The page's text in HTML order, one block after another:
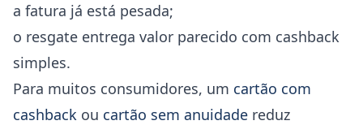
a fatura já está pesada;
o resgate entrega valor parecido com cashback
simples.
Para muitos consumidores, um cartão com
cashback ou cartão sem anuidade reduz